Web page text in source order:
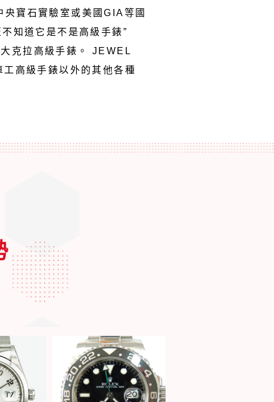
寶石實驗室或美國GIA等國
知道它是不是高級手錶”
克拉高級手錶。 JEWEL
高級手錶以外的其他各種